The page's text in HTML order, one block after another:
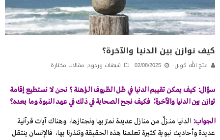
كيف نوازن بين الدنيا والآخرة؟
فتح الله كولن 02/08/2025 شبهات وردود, مقالات مختارة
سؤال: كيف يمكن تقييم الدنيا في ظل الظروف الراهنة ؟ نحن لا نستطيع إقامة
توازن بين الدنيا والآخرة؛ فكيف نجح الصحابة في ذلك في عهد النبوة وما بعده؟
الجواب: الدنيا منـزلٌ من منازل عديدة نمرّ بها ونجتازها، وهناك آيات قرآنية
عديدة وأحاديث نبوية كثيرة تعلمنا هذه الحقيقة وتنذرنا بها، فالإنسان ينتقل